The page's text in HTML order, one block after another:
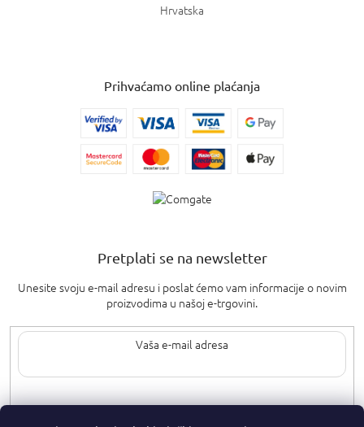
Hrvatska
Prihvaćamo online plaćanja
Pretplati se na newsletter
Unesite svoju e-mail adresu i poslat ćemo vam informacije o novim
proizvodima u našoj e-trgovini.
Upisom svoje e-pošte pristajete nauvjete privatnosti.